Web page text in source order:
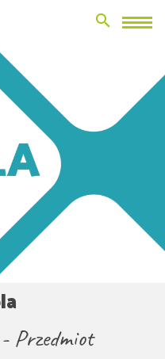
Search
for:
Przedmiot